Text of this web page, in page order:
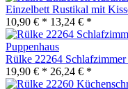
Einzelbett Rustikal mit
10,90 € * 13,24 € *
Rülke 22264
19,90 € * 26,24 € *